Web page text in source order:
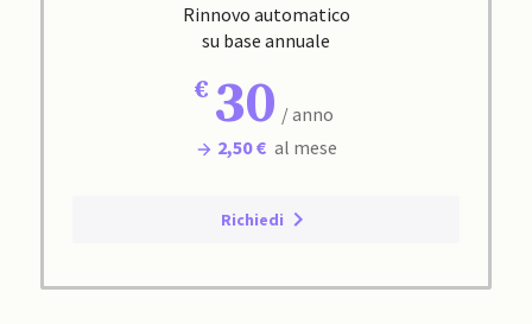
Rinnovo automatico
su base annuale
30 / anno
2,50 € al mese
Richiedi